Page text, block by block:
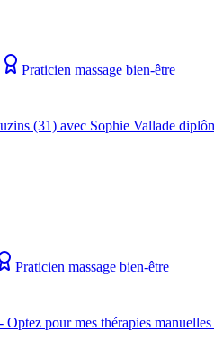
Praticien massage bien-être
(31) avec Sophie Vallade
Praticien massage bien-être
pour mes thérapies